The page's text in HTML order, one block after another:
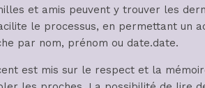
et amis peuvent y trouver les
le processus, en permettant un
par nom, prénom ou date.date.
est mis sur le respect et la